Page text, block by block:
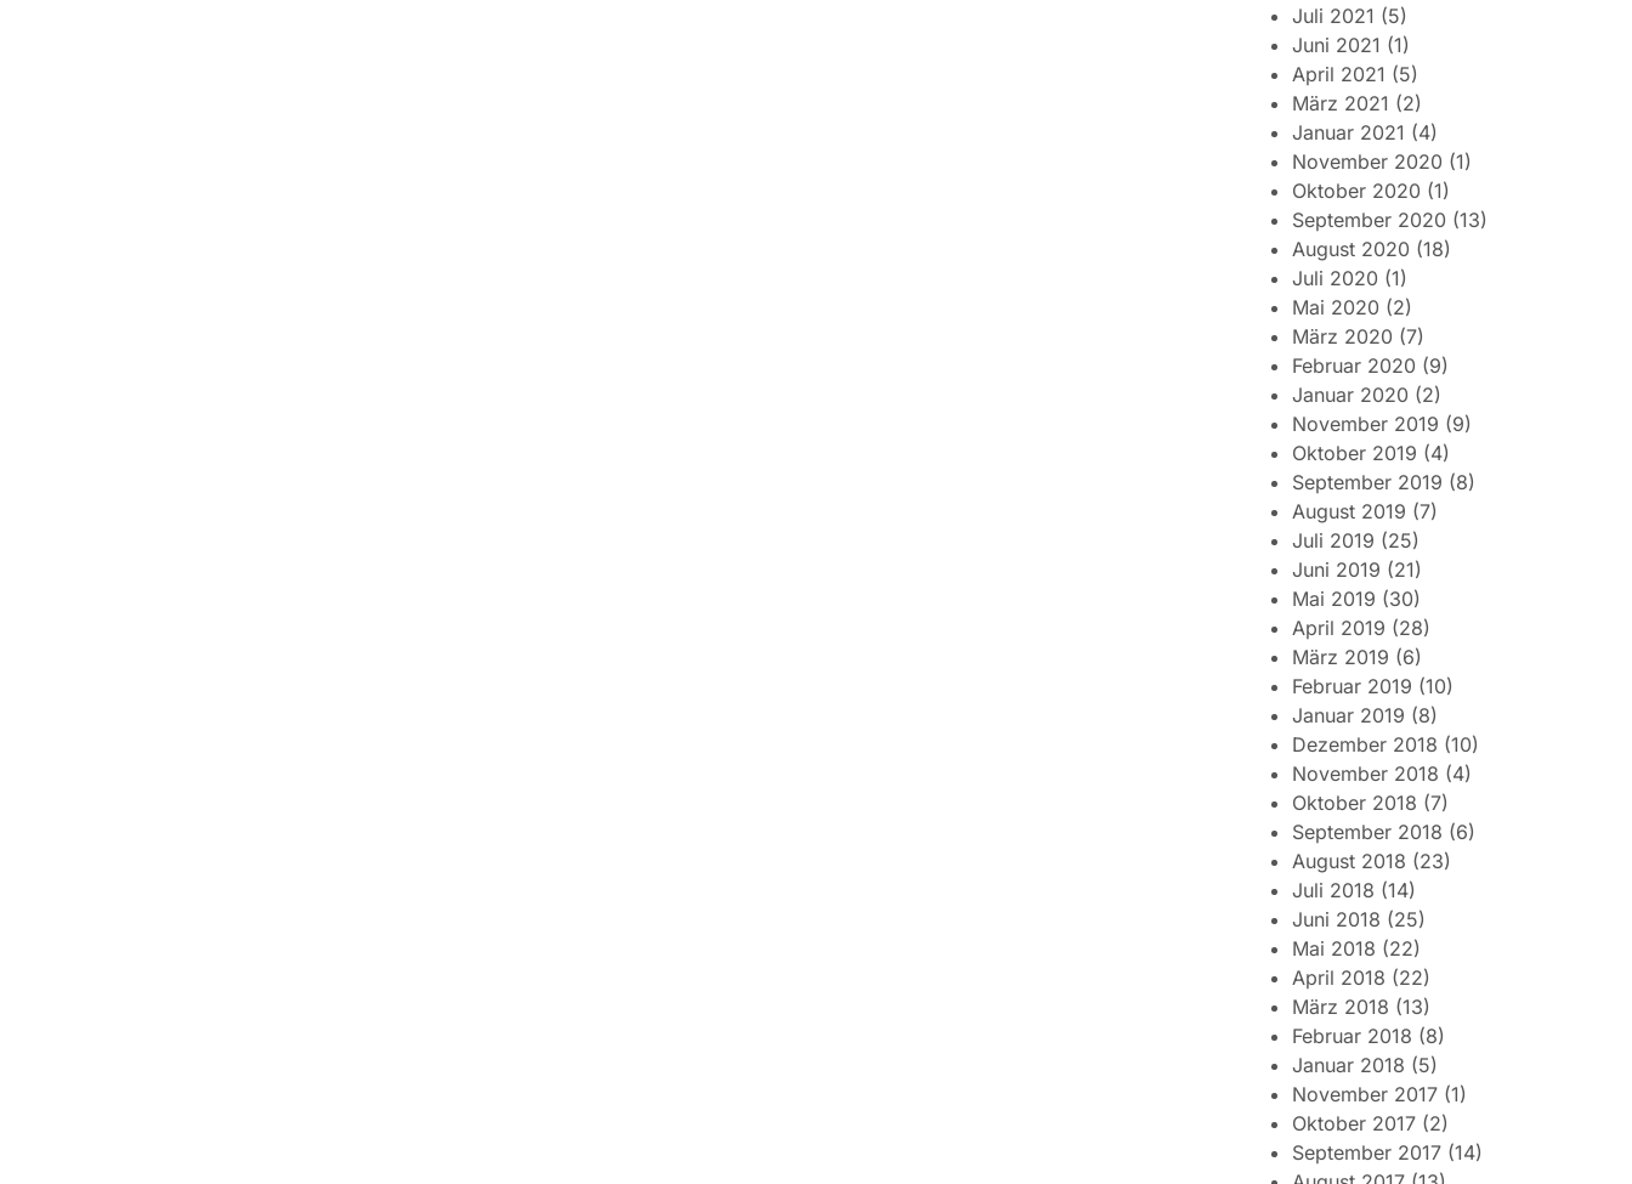
Juli 2021 (5)
Juni 2021 (1)
April 2021 (5)
März 2021 (2)
Januar 2021 (4)
November 2020 (1)
Oktober 2020 (1)
September 2020 (13)
August 2020 (18)
Juli 2020 (1)
Mai 2020 (2)
März 2020 (7)
Februar 2020 (9)
Januar 2020 (2)
November 2019 (9)
Oktober 2019 (4)
September 2019 (8)
August 2019 (7)
Juli 2019 (25)
Juni 2019 (21)
Mai 2019 (30)
April 2019 (28)
März 2019 (6)
Februar 2019 (10)
Januar 2019 (8)
Dezember 2018 (10)
November 2018 (4)
Oktober 2018 (7)
September 2018 (6)
August 2018 (23)
Juli 2018 (14)
Juni 2018 (25)
Mai 2018 (22)
April 2018 (22)
März 2018 (13)
Februar 2018 (8)
Januar 2018 (5)
November 2017 (1)
Oktober 2017 (2)
September 2017 (14)